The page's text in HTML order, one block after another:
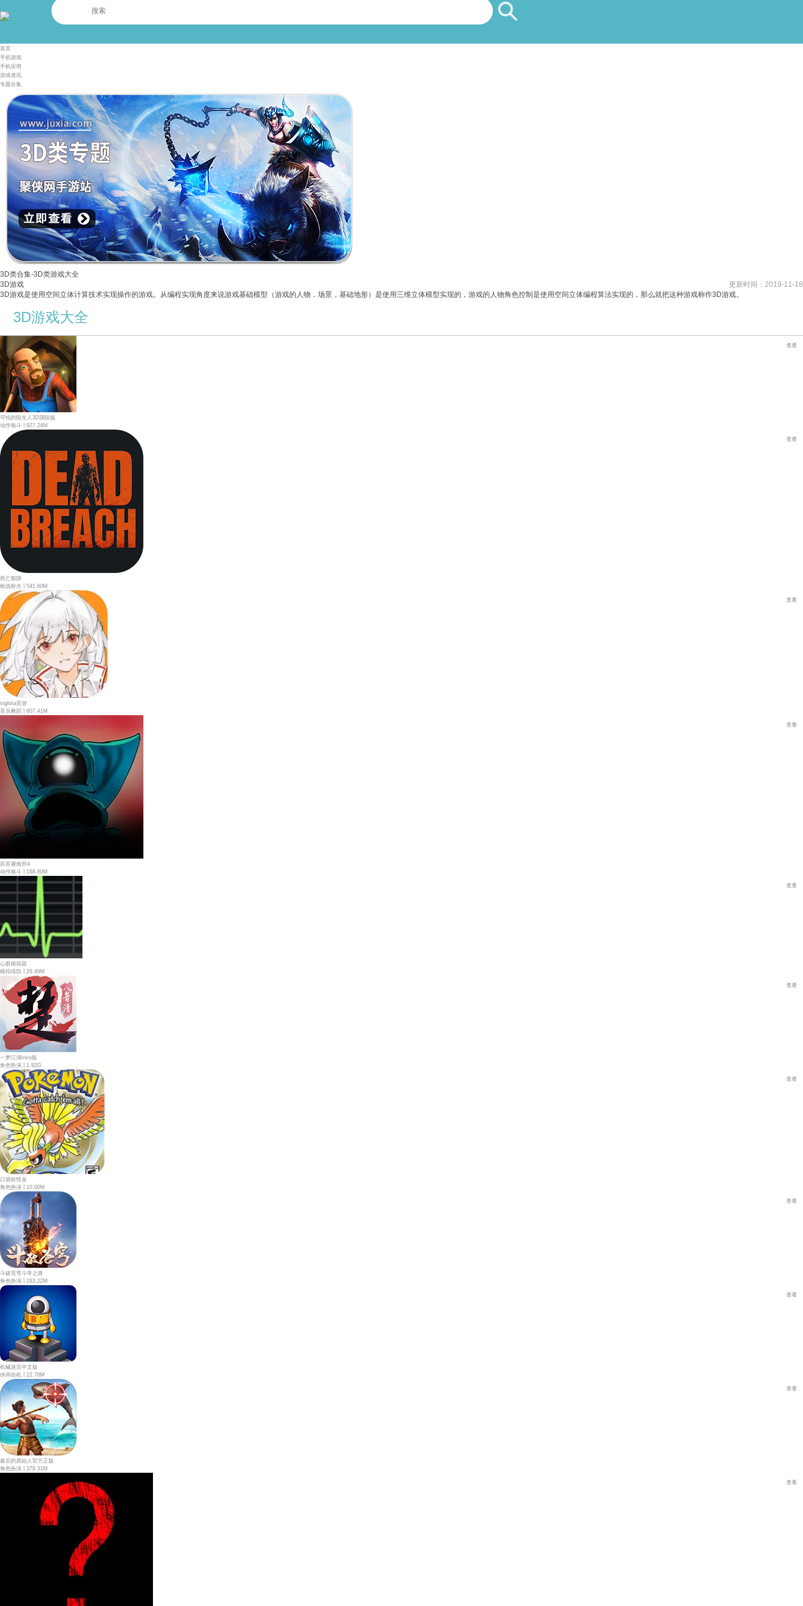
首页
手机游戏
手机应用
游戏资讯
专题合集
3D类合集-3D类游戏大全
3D游戏
更新时间：2019-11-18
3D游戏是使用空间立体计算技术实现操作的游戏。从编程实现角度来说游戏基础模型（游戏的人物，场景，基础地形）是使用三维立体模型实现的，游戏的人物角色控制是使用空间立体编程算法实现的，那么就把这种游戏称作3D游戏。
3D游戏大全
可怕的陌生人3D国际版
动作格斗
927.24M
查看
死亡裂隙
枪战射击
541.60M
查看
siglota音游
音乐舞蹈
607.41M
查看
苏苏避难所4
动作格斗
168.80M
查看
心脏模拟器
模拟塔防
29.49M
查看
一梦江湖vivo版
角色扮演
1.92G
查看
口袋妖怪金
角色扮演
10.00M
查看
斗破苍穹斗帝之路
角色扮演
293.22M
查看
机械迷宫中文版
休闲挂机
22.78M
查看
最后的原始人官方正版
角色扮演
379.31M
查看
查看